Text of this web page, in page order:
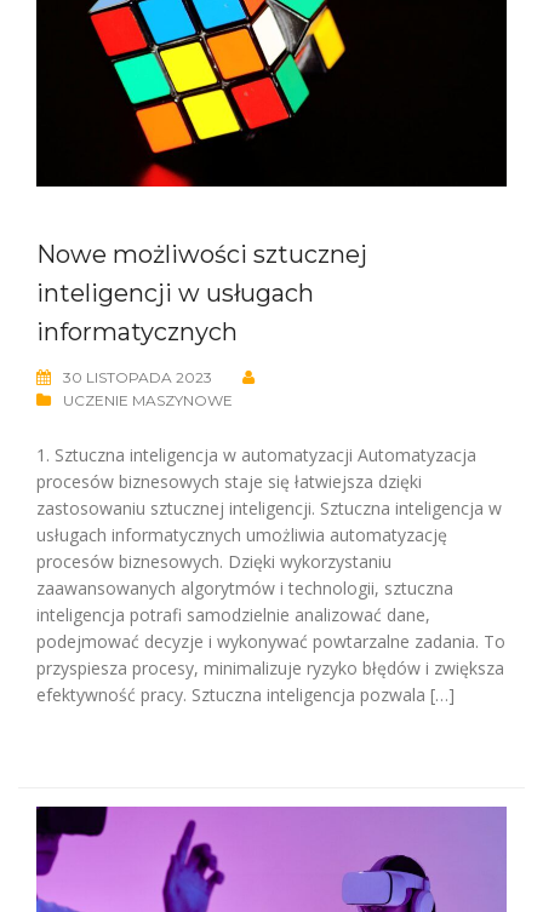
Nowe możliwości sztucznej
inteligencji w usługach
informatycznych
30 LISTOPADA 2023
UCZENIE MASZYNOWE
1. Sztuczna inteligencja w automatyzacji Automatyzacja
procesów biznesowych staje się łatwiejsza dzięki
zastosowaniu sztucznej inteligencji. Sztuczna inteligencja w
usługach informatycznych umożliwia automatyzację
procesów biznesowych. Dzięki wykorzystaniu
zaawansowanych algorytmów i technologii, sztuczna
inteligencja potrafi samodzielnie analizować dane,
podejmować decyzje i wykonywać powtarzalne zadania. To
przyspiesza procesy, minimalizuje ryzyko błędów i zwiększa
efektywność pracy. Sztuczna inteligencja pozwala […]